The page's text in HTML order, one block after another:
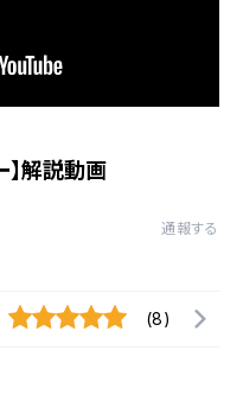
】解説動画
通報する
(8)